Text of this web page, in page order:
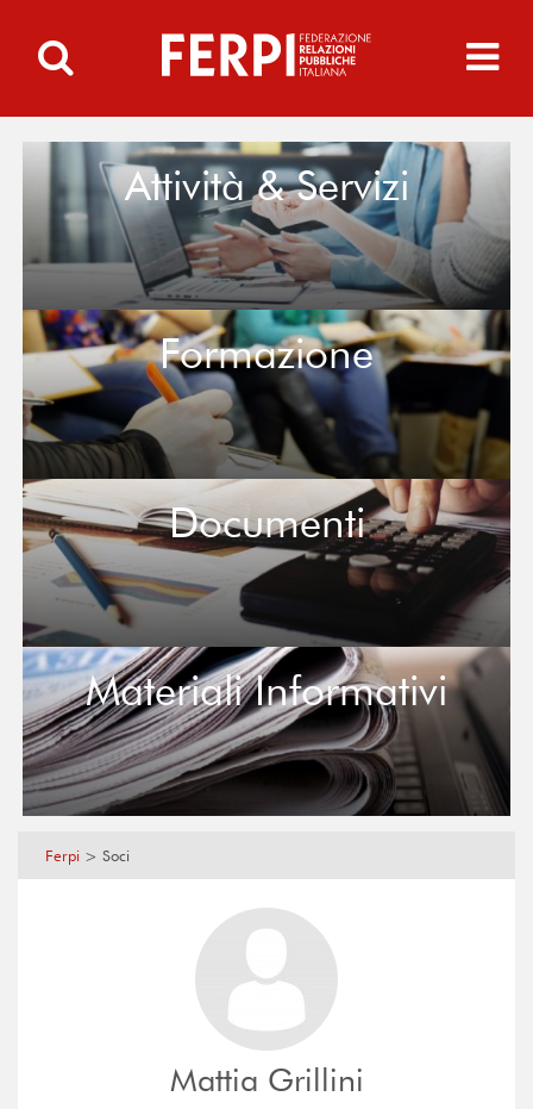
Attività & Servizi
Formazione
Documenti
Materiali Informativi
Ferpi > Soci
Mattia Grillini